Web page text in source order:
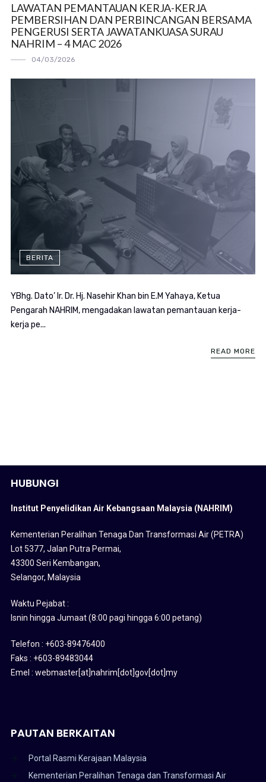
LAWATAN PEMANTAUAN KERJA-KERJA
PEMBERSIHAN DAN PERBINCANGAN BERSAMA
PENGERUSI SERTA JAWATANKUASA SURAU
NAHRIM – 4 MAC 2026
04/03/2026
BERITA
YBhg. Dato’ Ir. Dr. Hj. Nasehir Khan bin E.M Yahaya, Ketua
Pengarah NAHRIM, mengadakan lawatan pemantauan kerja-
kerja pe...
READ MORE
HUBUNGI
Institut Penyelidikan Air Kebangsaan Malaysia (NAHRIM)
Kementerian Peralihan Tenaga Dan Transformasi Air (PETRA)
Lot 5377, Jalan Putra Permai,
43300 Seri Kembangan,
Selangor, Malaysia
Waktu Pejabat :
Isnin hingga Jumaat (8:00 pagi hingga 6:00 petang)
Telefon : +603-89476400
Faks : +603-89483044
Emel : webmaster[at]nahrim[dot]gov[dot]my
PAUTAN BERKAITAN
Portal Rasmi Kerajaan Malaysia
Kementerian Peralihan Tenaga dan Transformasi Air